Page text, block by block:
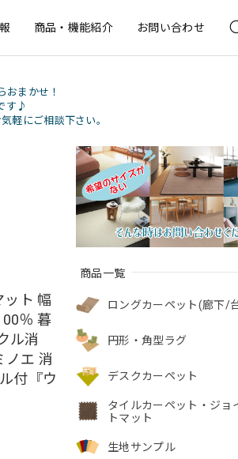
商品・機能紹介 お問い合わせ
おまかせ！
す♪
軽にご相談下さい。
商品一覧
ロングカーペット(廊下/
円形・角型ラグ
デスクカーペット
タイルカーペット・ジョ
トマット
生地サンプル
ト 幅
％ 暮
ル消
ノエ 消
付『ウ